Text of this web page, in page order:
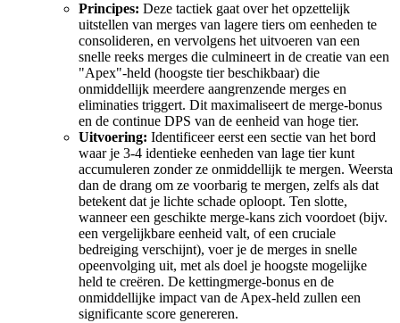
Principes: Deze tactiek gaat over het opzettelijk
uitstellen van merges van lagere tiers om eenheden te
consolideren, en vervolgens het uitvoeren van een
snelle reeks merges die culmineert in de creatie van een
"Apex"-held (hoogste tier beschikbaar) die
onmiddellijk meerdere aangrenzende merges en
eliminaties triggert. Dit maximaliseert de merge-bonus
en de continue DPS van de eenheid van hoge tier.
Uitvoering: Identificeer eerst een sectie van het bord
waar je 3-4 identieke eenheden van lage tier kunt
accumuleren zonder ze onmiddellijk te mergen. Weersta
dan de drang om ze voorbarig te mergen, zelfs als dat
betekent dat je lichte schade oploopt. Ten slotte,
wanneer een geschikte merge-kans zich voordoet (bijv.
een vergelijkbare eenheid valt, of een cruciale
bedreiging verschijnt), voer je de merges in snelle
opeenvolging uit, met als doel je hoogste mogelijke
held te creëren. De kettingmerge-bonus en de
onmiddellijke impact van de Apex-held zullen een
significante score genereren.